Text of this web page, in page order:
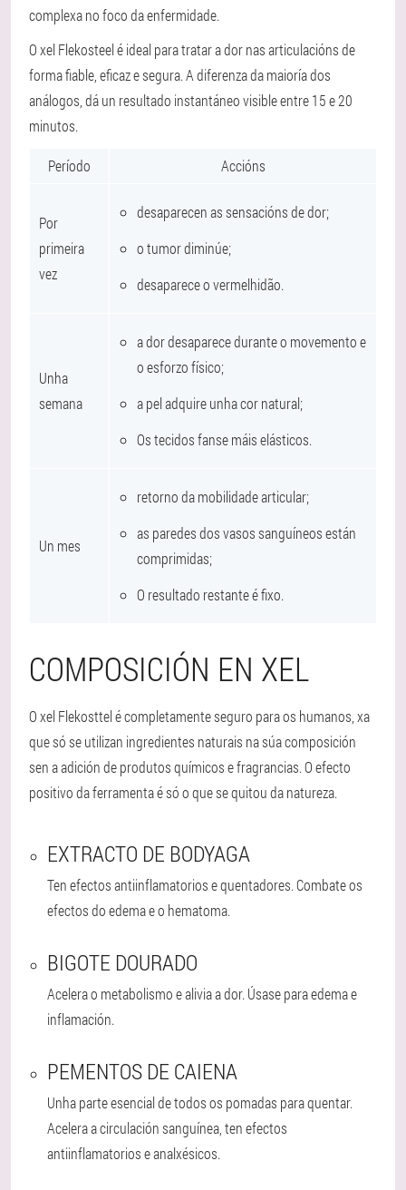
complexa no foco da enfermidade.
O xel Flekosteel é ideal para tratar a dor nas articulacións de
forma fiable, eficaz e segura. A diferenza da maioría dos
análogos, dá un resultado instantáneo visible entre 15 e 20
minutos.
Período Accións
Por
primeira
vez
desaparecen as sensacións de dor;
o tumor diminúe;
desaparece o vermelhidão.
Unha
semana
a dor desaparece durante o movemento e
o esforzo físico;
a pel adquire unha cor natural;
Os tecidos fanse máis elásticos.
Un mes
retorno da mobilidade articular;
as paredes dos vasos sanguíneos están
comprimidas;
O resultado restante é fixo.
COMPOSICIÓN EN XEL
O xel Flekosttel é completamente seguro para os humanos, xa
que só se utilizan ingredientes naturais na súa composición
sen a adición de produtos químicos e fragrancias. O efecto
positivo da ferramenta é só o que se quitou da natureza.
EXTRACTO DE BODYAGA
Ten efectos antiinflamatorios e quentadores. Combate os
efectos do edema e o hematoma.
BIGOTE DOURADO
Acelera o metabolismo e alivia a dor. Úsase para edema e
inflamación.
PEMENTOS DE CAIENA
Unha parte esencial de todos os pomadas para quentar.
Acelera a circulación sanguínea, ten efectos
antiinflamatorios e analxésicos.